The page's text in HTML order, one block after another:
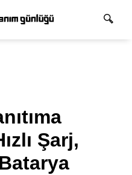
Şarj,